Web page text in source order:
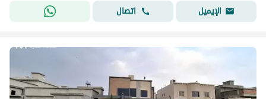
الإيميل
اتصال